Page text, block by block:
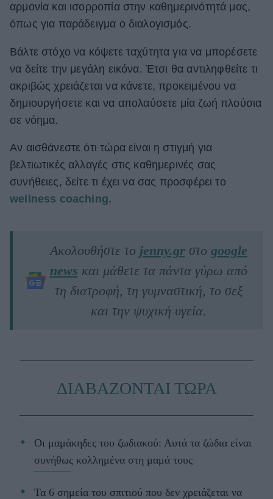
αρμονία και ισορροπία στην καθημερινότητά μας,
όπως για παράδειγμα ο διαλογισμός.
Βάλτε στόχο να κόψετε ταχύτητα για να μπορέσετε
να δείτε την μεγάλη εικόνα. Έτσι θα αντιληφθείτε τι
ακριβώς χρειάζεται να κάνετε, προκειμένου να
δημιουργήσετε και να απολαύσετε μία ζωή πλούσια
σε νόημα.
Αν αισθάνεστε ότι τώρα είναι η στιγμή για
βελτιωτικές αλλαγές στις καθημερινές σας
συνήθειες, δείτε τι έχει να σας προσφέρει το
wellness coaching.
Ακολουθήστε το jenny.grστο google
news και μάθετε τα πάντα γύρω από
τη διατροφή, τη γυμναστική, το σεξ
και την ψυχική υγεία.
ΔΙΑΒΑΖΟΝΤΑΙ ΤΩΡΑ
Οι μαμάκηδες του ζωδιακού: Αυτά τα ζώδια είναι
συνήθως κολλημένα στη μαμά τους
Τα 6 σημεία του σπιτιού που δεν χρειάζεται να